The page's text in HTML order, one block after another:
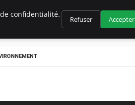
confidentialité.
Refuser Accepter